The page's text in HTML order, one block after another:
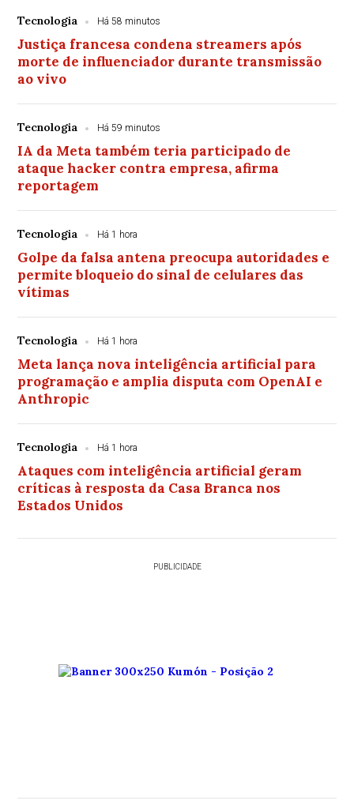
Tecnologia Há 58 minutos
Justiça francesa condena streamers após
morte de influenciador durante transmissão
ao vivo
Tecnologia Há 59 minutos
IA da Meta também teria participado de
ataque hacker contra empresa, afirma
reportagem
Tecnologia Há 1 hora
Golpe da falsa antena preocupa autoridades e
permite bloqueio do sinal de celulares das
vítimas
Tecnologia Há 1 hora
Meta lança nova inteligência artificial para
programação e amplia disputa com OpenAI e
Anthropic
Tecnologia Há 1 hora
Ataques com inteligência artificial geram
críticas à resposta da Casa Branca nos
Estados Unidos
PUBLICIDADE